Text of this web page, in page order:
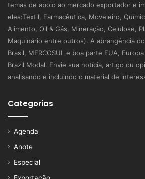
temas de apoio ao mercado exportador e
eles:Textil, Farmacêutica, Moveleiro,
Alimento, Oil & Gás, Mineração, Celulose,
Maquinário entre outros). A abrangência
Brasil, MERCOSUL e boa parte EUA,
Brazil Modal. Envie sua notícia, artigo ou
analisando e incluindo o material de
Categorias
Agenda
Anote
Especial